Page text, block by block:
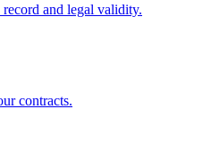
and legal validity.
contracts.